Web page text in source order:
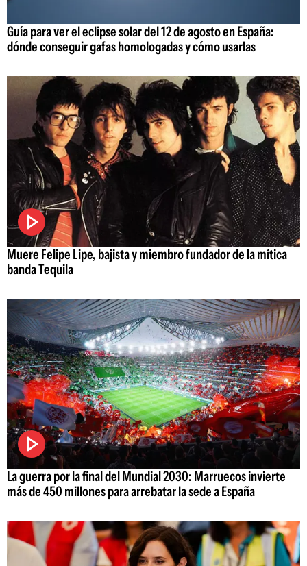
Guía para ver el eclipse solar del 12 de agosto en España:
dónde conseguir gafas homologadas y cómo usarlas
Muere Felipe Lipe, bajista y miembro fundador de la mítica
banda Tequila
La guerra por la final del Mundial 2030: Marruecos invierte
más de 450 millones para arrebatar la sede a España